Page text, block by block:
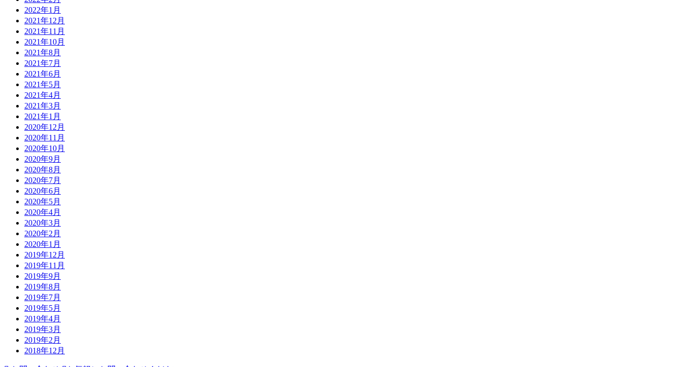
2022年1月
2021年12月
2021年11月
2021年10月
2021年8月
2021年7月
2021年6月
2021年5月
2021年4月
2021年3月
2021年1月
2020年12月
2020年11月
2020年10月
2020年9月
2020年8月
2020年7月
2020年6月
2020年5月
2020年4月
2020年3月
2020年2月
2020年1月
2019年12月
2019年11月
2019年9月
2019年8月
2019年7月
2019年5月
2019年4月
2019年3月
2019年2月
2018年12月